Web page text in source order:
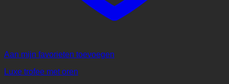
Aan mijn favorieten toevoegen
Luxe trofee met oren